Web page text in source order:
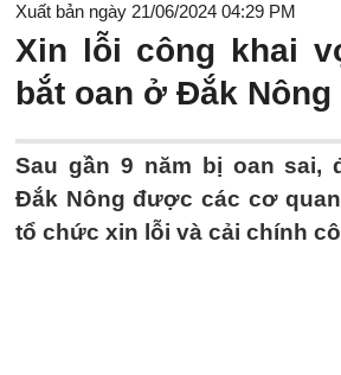
Xuất bản ngày 21/06/2024 04:29 PM
Xin lỗi công khai
bắt oan ở Đắk Nông
Sau gần 9 năm bị oan sai,
Đắk Nông được các cơ
tổ chức xin lỗi và cải chính